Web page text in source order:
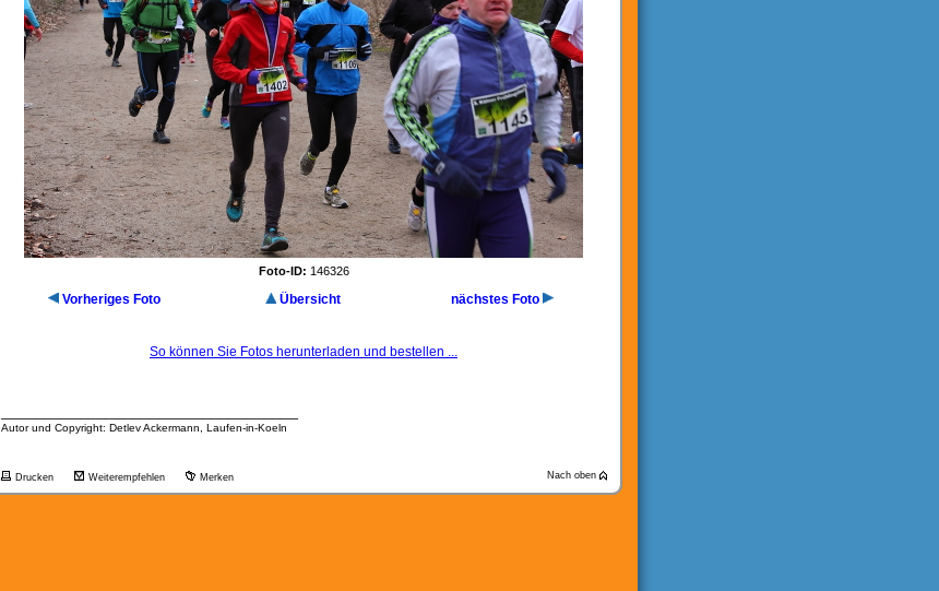
Foto-ID: 146326
Vorheriges Foto Übersicht nächstes Foto
So können Sie Fotos herunterladen und bestellen ...
Autor und Copyright: Detlev Ackermann, Laufen-in-Koeln
Drucken Weiterempfehlen Merken Nach oben